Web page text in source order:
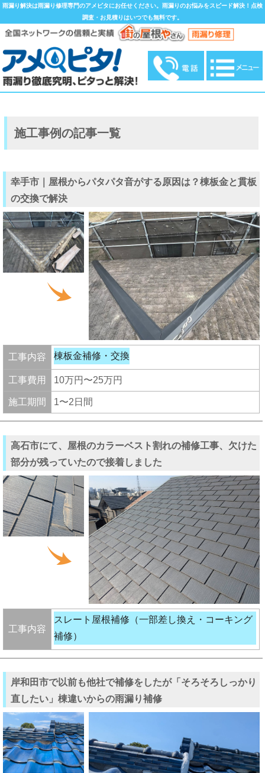
雨漏り解決は雨漏り修理専門のアメピタにお任せください。雨漏りのお悩みをスピード解決！点検
調査・お見積りはいつでも無料です。
施工事例の記事一覧
幸手市｜屋根からパタパタ音がする原因は？棟板金と貫板
の交換で解決
工事内容 棟板金補修・交換
工事費用 10万円〜25万円
施工期間 1〜2日間
高石市にて、屋根のカラーベスト割れの補修工事、欠けた
部分が残っていたので接着しました
工事内容
スレート屋根補修（一部差し換え・コーキング
補修）
岸和田市で以前も他社で補修をしたが「そろそろしっかり
直したい」棟違いからの雨漏り補修